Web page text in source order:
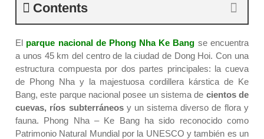
Contents
El parque nacional de Phong Nha Ke Bang se encuentra
a unos 45 km del centro de la ciudad de Dong Hoi. Con una
estructura compuesta por dos partes principales: la cueva
de Phong Nha y la majestuosa cordillera kárstica de Ke
Bang, este parque nacional posee un sistema de cientos de
cuevas, ríos subterráneosy un sistema diverso de flora y
fauna. Phong Nha – Ke Bang ha sido reconocido como
Patrimonio Natural Mundial por la UNESCO y también es un